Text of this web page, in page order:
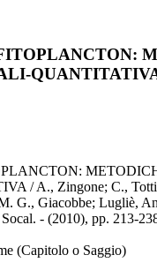
/ A., Zingone; C.,
G., Giacobbe; Lugliè,
- (2010), pp. 213-
(Capitolo o Saggio)